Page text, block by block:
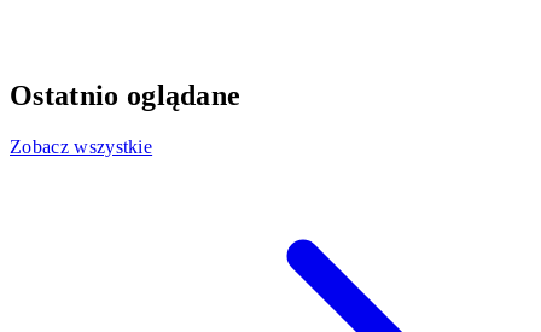
Ostatnio oglądane
Zobacz wszystkie